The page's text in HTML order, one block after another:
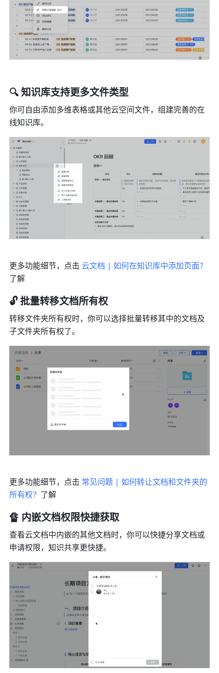
🔍 知识库支持更多文件类型
你可自由添加多维表格或其他云空间文件，组建完善的在
线知识库。
更多功能细节，点击 云文档 | 如何在知识库中添加页面？
了解
🔓 批量转移文档所有权
转移文件夹所有权时，你可以选择批量转移其中的文档及
子文件夹所有权了。
更多功能细节，点击 常见问题 | 如何转让文档和文件夹的
所有权？ 了解
🔏 内嵌文档权限快捷获取
查看云文档中内嵌的其他文档时，你可以快捷分享文档或
申请权限，知识共享更快捷。